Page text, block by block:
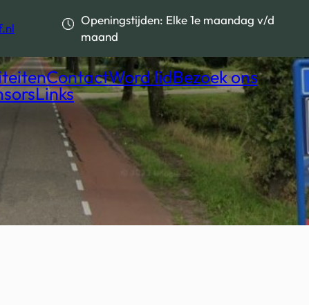
Openingstijden: Elke 1e maandag v/d
maand
ContactWord lidBezoek ons
Links